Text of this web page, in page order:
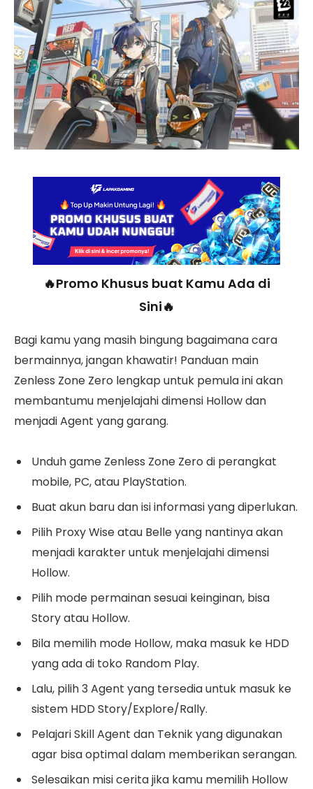
🔥Promo Khusus buat Kamu Ada di
Sini🔥
Bagi kamu yang masih bingung bagaimana cara
bermainnya, jangan khawatir! Panduan main
Zenless Zone Zero lengkap untuk pemula ini akan
membantumu menjelajahi dimensi Hollow dan
menjadi Agent yang garang.
Unduh game Zenless Zone Zero di perangkat
mobile, PC, atau PlayStation.
Buat akun baru dan isi informasi yang diperlukan.
Pilih Proxy Wise atau Belle yang nantinya akan
menjadi karakter untuk menjelajahi dimensi
Hollow.
Pilih mode permainan sesuai keinginan, bisa
Story atau Hollow.
Bila memilih mode Hollow, maka masuk ke HDD
yang ada di toko Random Play.
Lalu, pilih 3 Agent yang tersedia untuk masuk ke
sistem HDD Story/Explore/Rally.
Pelajari Skill Agent dan Teknik yang digunakan
agar bisa optimal dalam memberikan serangan.
Selesaikan misi cerita jika kamu memilih Hollow